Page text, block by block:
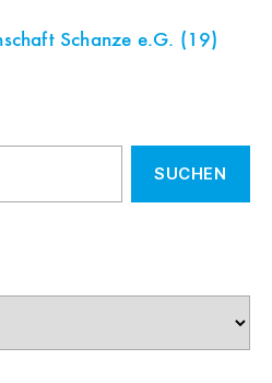
Schanze e.G. (19)